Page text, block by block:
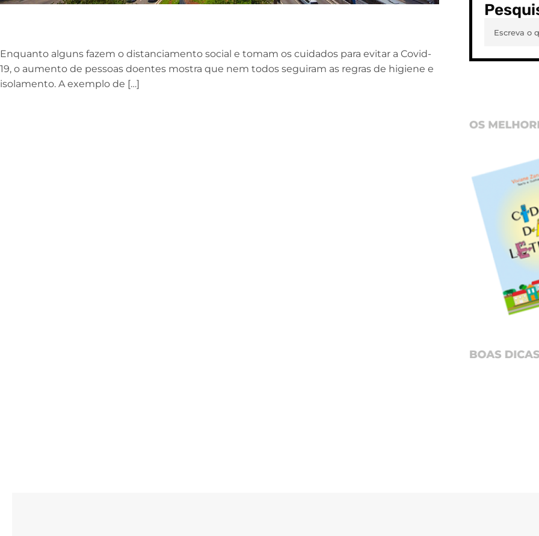
Enquanto alguns fazem o distanciamento social e tomam os cuidados para evitar a Covid-
19, o aumento de pessoas doentes mostra que nem todos seguiram as regras de higiene e
isolamento. A exemplo de […]